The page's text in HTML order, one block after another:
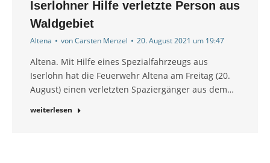
Iserlohner Hilfe verletzte Person aus
Waldgebiet
Altena vonCarsten Menzel 20. August 2021 um 19:47
Altena. Mit Hilfe eines Spezialfahrzeugs aus
Iserlohn hat die Feuerwehr Altena am Freitag (20.
August) einen verletzten Spaziergänger aus dem…
weiterlesen